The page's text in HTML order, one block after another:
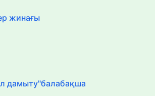
жинағы
дамыту"балабақша